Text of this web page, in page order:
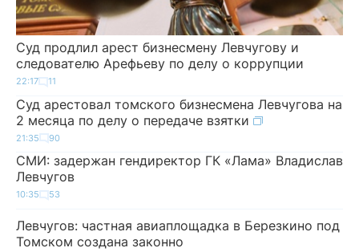
Суд продлил арест бизнесмену Левчугову и
следователю Арефьеву по делу о коррупции
22:17 11
Суд арестовал томского бизнесмена Левчугова на
2 месяца по делу о передаче взятки
21:35 90
СМИ: задержан гендиректор ГК «Лама» Владислав
Левчугов
10:35 53
Левчугов: частная авиаплощадка в Березкино под
Томском создана законно